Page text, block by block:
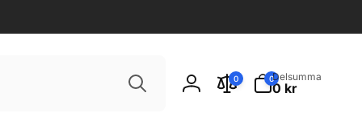
Logga
0 0
artiklar
Delsumma
0 kr